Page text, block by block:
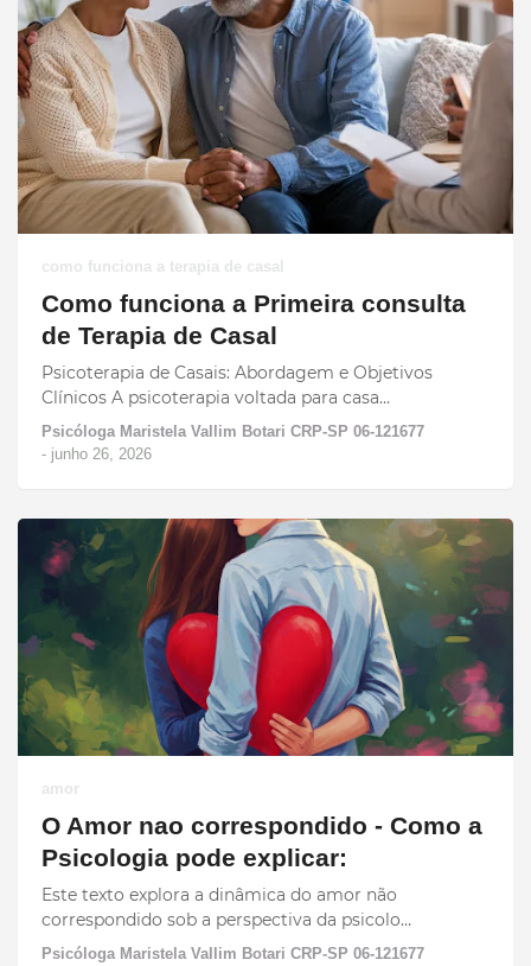
como funciona a terapia de casal
Como funciona a Primeira consulta
de Terapia de Casal
Psicoterapia de Casais: Abordagem e Objetivos
Clínicos A psicoterapia voltada para casa…
Psicóloga Maristela Vallim Botari CRP-SP 06-121677
- junho 26, 2026
amor
O Amor nao correspondido - Como a
Psicologia pode explicar:
Este texto explora a dinâmica do amor não
correspondido sob a perspectiva da psicolo…
Psicóloga Maristela Vallim Botari CRP-SP 06-121677